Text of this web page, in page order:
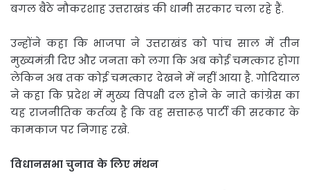
बगल बैठे नौकरशाह उत्तराखंड की धामी सरकार चला रहे हैं.
उन्होंने कहा कि भाजपा ने उत्तराखंड को पांच साल में तीन
मुख्यमंत्री दिए और जनता को लगा कि अब कोई चमत्कार होगा
लेकिन अब तक कोई चमत्कार देखने में नहीं आया है. गोदियाल
ने कहा कि प्रदेश में मुख्य विपक्षी दल होने के नाते कांग्रेस का
यह राजनीतिक कर्तव्य है कि वह सत्तारूढ़ पार्टी की सरकार के
कामकाज पर निगाह रखे.
विधानसभा चुनाव के लिए मंथन